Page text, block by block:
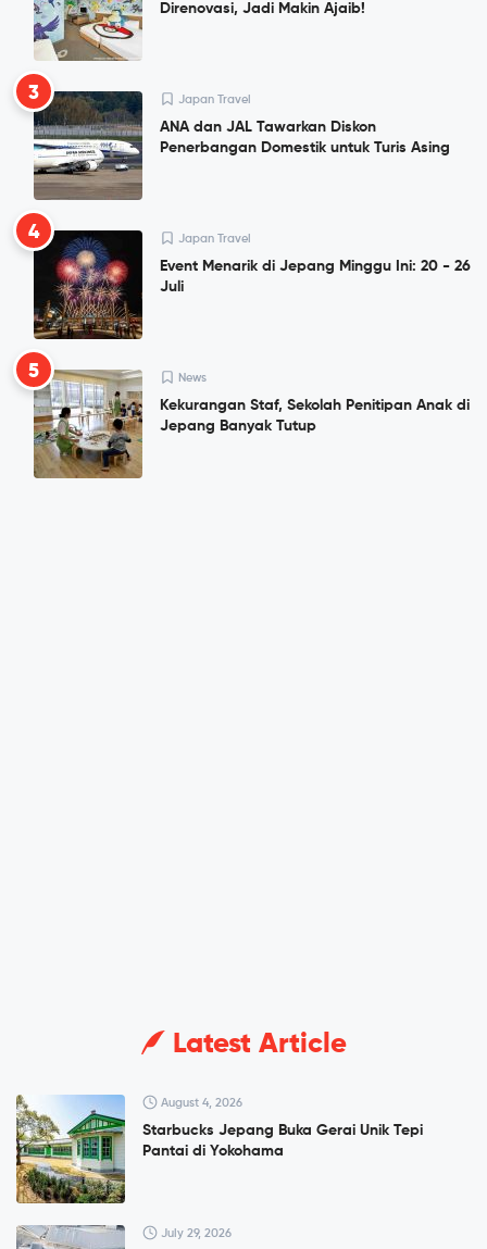
Direnovasi, Jadi Makin Ajaib!
3 Japan Travel
ANA dan JAL Tawarkan Diskon
Penerbangan Domestik untuk Turis Asing
4 Japan Travel
Event Menarik di Jepang Minggu Ini: 20 - 26
Juli
5 News
Kekurangan Staf, Sekolah Penitipan Anak di
Jepang Banyak Tutup
Latest Article
August 4, 2026
Starbucks Jepang Buka Gerai Unik Tepi
Pantai di Yokohama
July 29, 2026